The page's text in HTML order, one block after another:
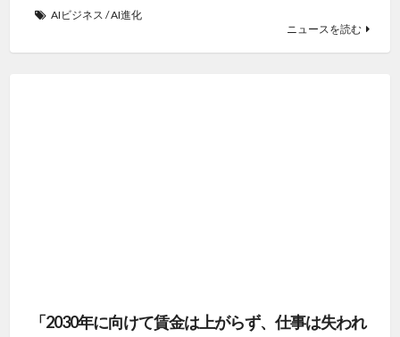
AIビジネス /AI進化
ニュースを読む
「2030年に向けて賃金は上がらず、仕事は失われ